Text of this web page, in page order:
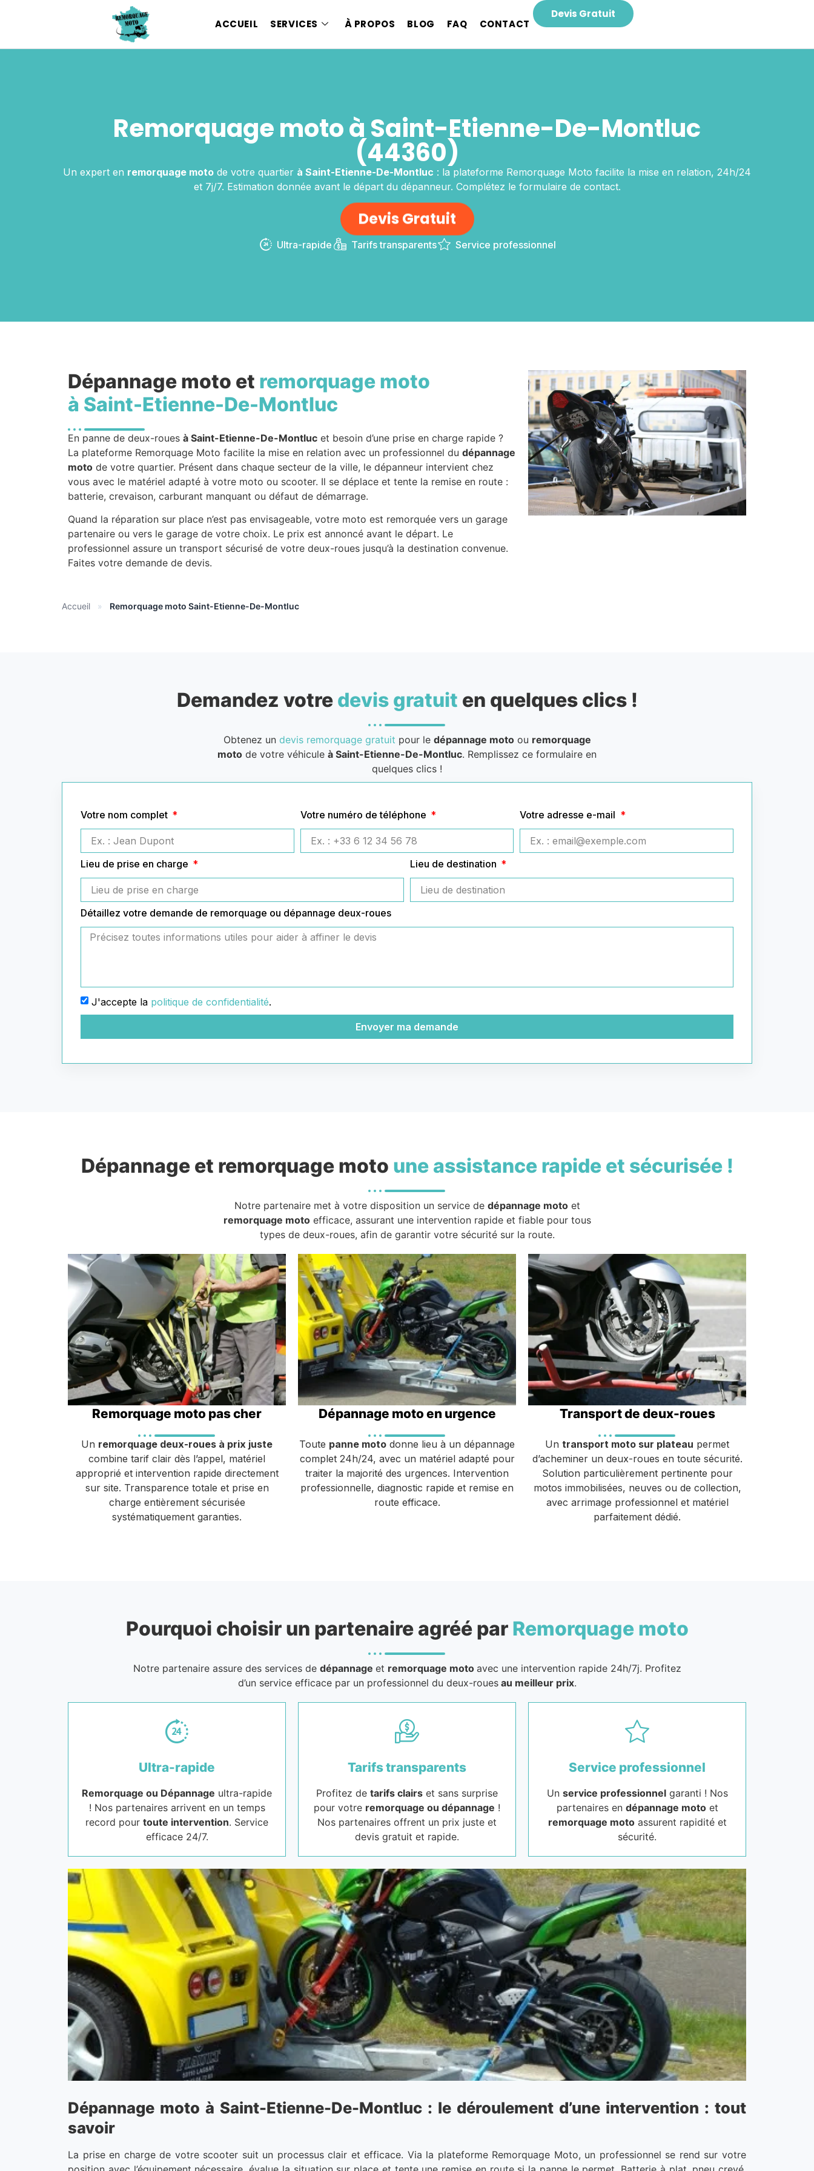
ACCUEIL SERVICES À PROPOS BLOG FAQ CONTACT
Devis Gratuit
Remorquage moto à Saint-Etienne-De-Montluc
(44360)
Un expert en remorquage moto de votre quartier à Saint-Etienne-De-Montluc : la plateforme Remorquage Moto facilite la mise en relation, 24h/24
et 7j/7. Estimation donnée avant le départ du dépanneur. Complétez le formulaire de contact.
Devis Gratuit
Ultra-rapide Tarifs transparents Service professionnel
Dépannage moto et remorquage moto
à Saint-Etienne-De-Montluc
En panne de deux-roues à Saint-Etienne-De-Montluc et besoin d’une prise en charge rapide ?
La plateforme Remorquage Moto facilite la mise en relation avec un professionnel du dépannage
moto de votre quartier. Présent dans chaque secteur de la ville, le dépanneur intervient chez
vous avec le matériel adapté à votre moto ou scooter. Il se déplace et tente la remise en route :
batterie, crevaison, carburant manquant ou défaut de démarrage.
Quand la réparation sur place n’est pas envisageable, votre moto est remorquée vers un garage
partenaire ou vers le garage de votre choix. Le prix est annoncé avant le départ. Le
professionnel assure un transport sécurisé de votre deux-roues jusqu’à la destination convenue.
Faites votre demande de devis.
Accueil » Remorquage moto Saint-Etienne-De-Montluc
Demandez votre devis gratuit en quelques clics !
Obtenez un devis remorquage gratuit pour le dépannage motoou remorquage
moto de votre véhicule à Saint-Etienne-De-Montluc. Remplissez ce formulaire en
quelques clics !
Votre nom complet Votre numéro de téléphone Votre adresse e-mail
Lieu de prise en charge Lieu de destination
Détaillez votre demande de remorquage ou dépannage deux-roues
J'accepte la politique de confidentialité.
Envoyer ma demande
Dépannage et remorquage moto une assistance rapide et sécurisée !
Notre partenaire met à votre disposition un service de dépannage motoet
remorquage motoefficace, assurant une intervention rapide et fiable pour tous
types de deux-roues, afin de garantir votre sécurité sur la route.
Remorquage moto pas cher
Un remorquage deux-roues à prix juste
combine tarif clair dès l’appel, matériel
approprié et intervention rapide directement
sur site. Transparence totale et prise en
charge entièrement sécurisée
systématiquement garanties.
Dépannage moto en urgence
Toute panne moto donne lieu à un dépannage
complet 24h/24, avec un matériel adapté pour
traiter la majorité des urgences. Intervention
professionnelle, diagnostic rapide et remise en
route efficace.
Transport de deux-roues
Un transport moto sur plateau permet
d’acheminer un deux-roues en toute sécurité.
Solution particulièrement pertinente pour
motos immobilisées, neuves ou de collection,
avec arrimage professionnel et matériel
parfaitement dédié.
Pourquoi choisir un partenaire agréé par Remorquage moto
Notre partenaire assure des services de dépannage et remorquage moto avec une intervention rapide 24h/7j. Profitez
d’un service efficace par un professionnel du deux-rouesau meilleur prix.
Ultra-rapide
Remorquage ou Dépannage ultra-rapide
! Nos partenaires arrivent en un temps
record pour toute intervention. Service
efficace 24/7.
Tarifs transparents
Profitez de tarifs clairs et sans surprise
pour votre remorquage ou dépannage !
Nos partenaires offrent un prix juste et
devis gratuit et rapide.
Service professionnel
Un service professionnelgaranti ! Nos
partenaires en dépannage motoet
remorquage motoassurent rapidité et
sécurité.
Dépannage moto à Saint-Etienne-De-Montluc : le déroulement d’une intervention : tout
savoir
La prise en charge de votre scooter suit un processus clair et efficace. Via la plateforme Remorquage Moto, un professionnel se rend sur votre